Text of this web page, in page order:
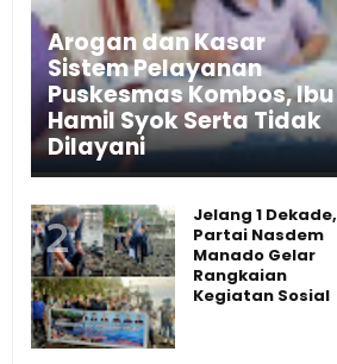
Arogan dan Kasar
Sistem Pelayanan
Puskesmas Kombos, Ibu
Hamil Syok Serta Tidak
Dilayani
Jelang 1 Dekade,
Partai Nasdem
Manado Gelar
Rangkaian
Kegiatan Sosial